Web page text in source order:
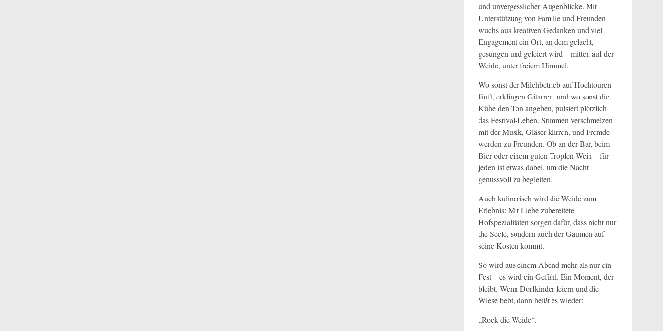
und unvergesslicher Augenblicke. Mit
Unterstützung von Familie und Freunden
wuchs aus kreativen Gedanken und viel
Engagement ein Ort, an dem gelacht,
gesungen und gefeiert wird – mitten auf der
Weide, unter freiem Himmel.
Wo sonst der Milchbetrieb auf Hochtouren
läuft, erklingen Gitarren, und wo sonst die
Kühe den Ton angeben, pulsiert plötzlich
das Festival-Leben. Stimmen verschmelzen
mit der Musik, Gläser klirren, und Fremde
werden zu Freunden. Ob an der Bar, beim
Bier oder einem guten Tropfen Wein – für
jeden ist etwas dabei, um die Nacht
genussvoll zu begleiten.
Auch kulinarisch wird die Weide zum
Erlebnis: Mit Liebe zubereitete
Hofspezialitäten sorgen dafür, dass nicht nur
die Seele, sondern auch der Gaumen auf
seine Kosten kommt.
So wird aus einem Abend mehr als nur ein
Fest – es wird ein Gefühl. Ein Moment, der
bleibt. Wenn Dorfkinder feiern und die
Wiese bebt, dann heißt es wieder:
„Rock die Weide“.